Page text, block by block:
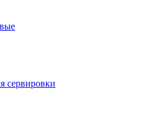
сервировки